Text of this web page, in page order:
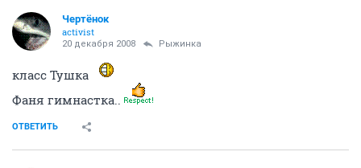
Чeртёнок
activist
20 декабря 2008 Рыжинка
класс Тушка
Фаня гимнастка..
ОТВЕТИТЬ